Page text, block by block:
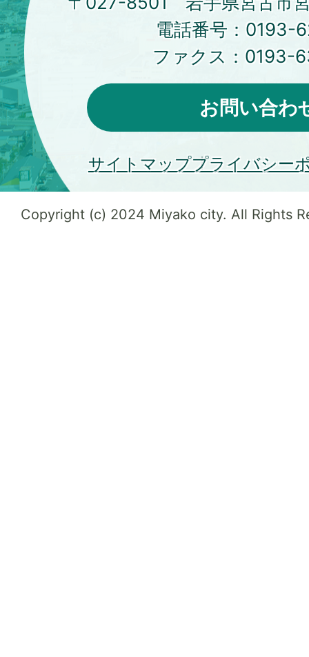
電話番号： 0193-
ファクス： 0193-
お問い合わ
サイトマッププライバシー
Copyright (c) 2024 Miyako city. All Rights